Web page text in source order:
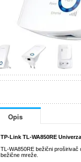
Opis
TP-Link TL-WA850RE
TL-WA850RE bežični proširivač
bežične mreže.